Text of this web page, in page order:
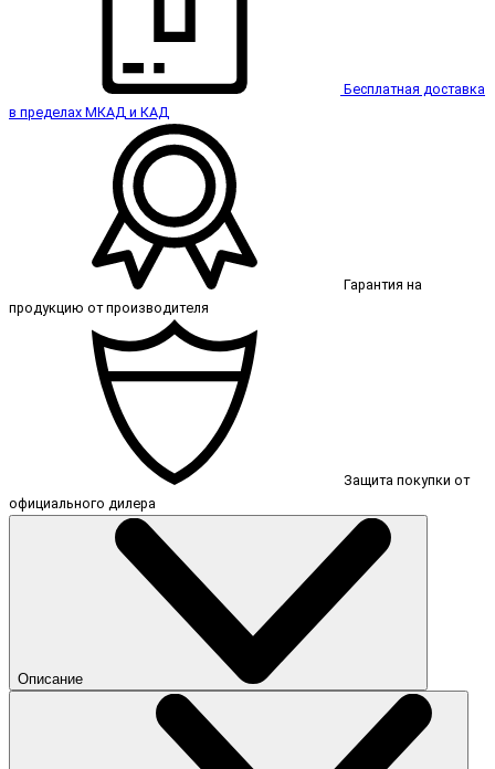
Бесплатная доставка
в пределах МКАД и КАД
Гарантия на
продукцию от производителя
Защита покупки от
официального дилера
Описание